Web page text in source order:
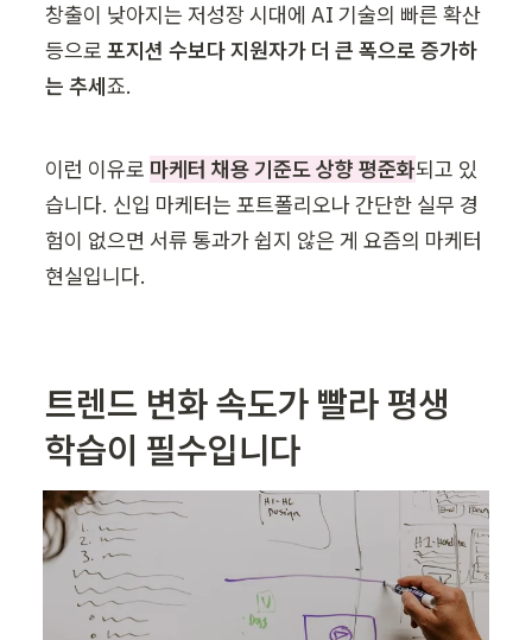
창출이 낮아지는 저성장 시대에 AI 기술의 빠른 확산
등으로 포지션 수보다 지원자가 더 큰 폭으로 증가하
는 추세죠.
이런 이유로 마케터 채용 기준도 상향 평준화되고 있
습니다. 신입 마케터는 포트폴리오나 간단한 실무 경
험이 없으면 서류 통과가 쉽지 않은 게 요즘의 마케터
현실입니다.
트렌드 변화 속도가 빨라 평생
학습이 필수입니다